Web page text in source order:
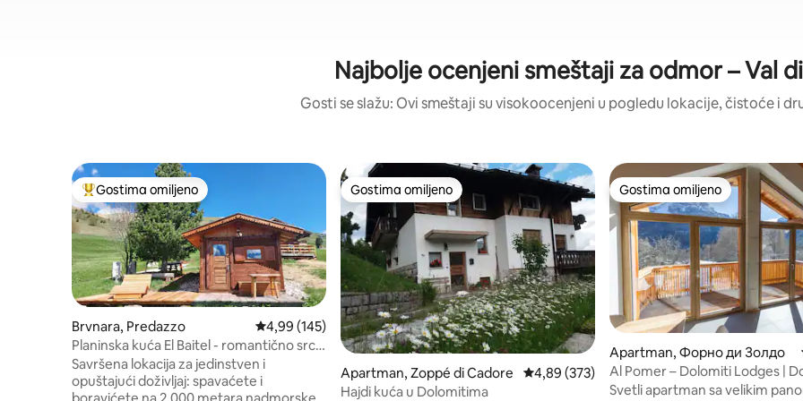
Najbolje ocenjeni smeštaji za odmor – Val
Gosti se slažu: Ovi smeštaji su visokoocenjeni u pogledu lokacije, čistoće i
Najuspešniji među gostima omiljenim
Gostima omiljeno
Brvnara, Predazzo Prosečna ocena 4,99 od 5, utisaka: 145
4,99 (145)
Planinska kuća El Baitel - romantično srce
Lusijskih Alpa
Savršena lokacija za jedinstven i
opuštajući doživljaj: spavaćete i
boravićete na 2.000 metara nadmorske
Gostima omiljeno
Gostima omiljeno
Apartman, Zoppé di Cadore Prosečna ocena 4,89 od 5, utisaka: 373
4,89 (373)
Hajdi kuća u Dolomitima
Gostima omiljeno
Gostima omiljeno
Apartman, Форно ди Золдо
Al Pomer – Dolomiti Lodges |
Zoldo
Svetli apartman sa velikim